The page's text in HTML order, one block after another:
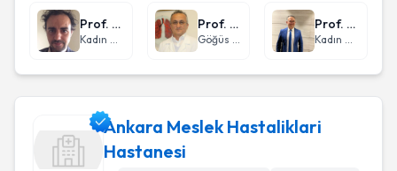
Prof. Dr. Abdülkadir Bakay
Kadın Hastalıkları ve Doğum
Prof. Dr. Oğuz Uzun
Göğüs Hastalıkları
Prof. Dr. Davut Güven
Kadın Hastalıkları ve Doğum
Ankara Meslek Hastaliklari
Hastanesi